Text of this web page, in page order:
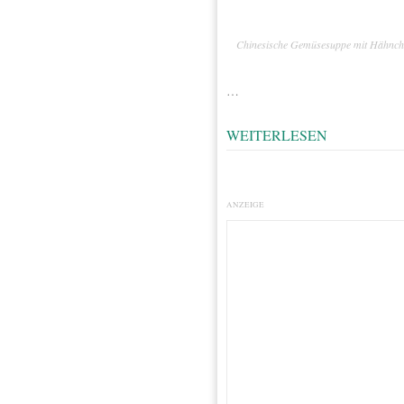
Chinesische Gemüsesuppe mit
…
WEITERLESEN
ANZEIGE